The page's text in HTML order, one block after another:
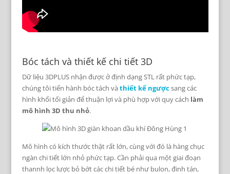
Bóc tách và thiết kế chi tiết 3D
Dữ liệu 3DPLUS nhận được ở định dạng STL rất phức tạp,
chúng tôi tiến hành bóc tách vàthiết kế ngượcsang các
hình khối tối giản để thuận lợi và phù hợp với quy cách làm
mô hình 3D thu nhỏ.
Mô hình có kích thước thật rất lớn, cùng với đó là hàng chục
ngàn chi tiết lớn nhỏ phức tạp. Cần phải qua một giai đoạn
thannh lọc lược bỏ bớt các chi tiết bé như bulon, đinh tán,